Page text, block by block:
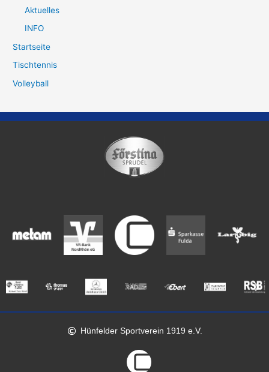
Aktuelles
INFO
Startseite
Tischtennis
Volleyball
Hünfelder Sportverein 1919 e.V.